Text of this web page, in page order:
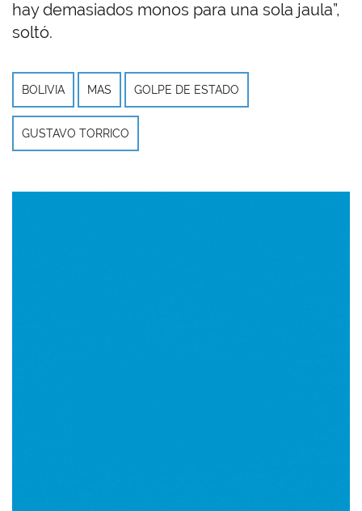
hay demasiados monos para una sola jaula”,
soltó.
BOLIVIA MAS GOLPE DE ESTADO
GUSTAVO TORRICO